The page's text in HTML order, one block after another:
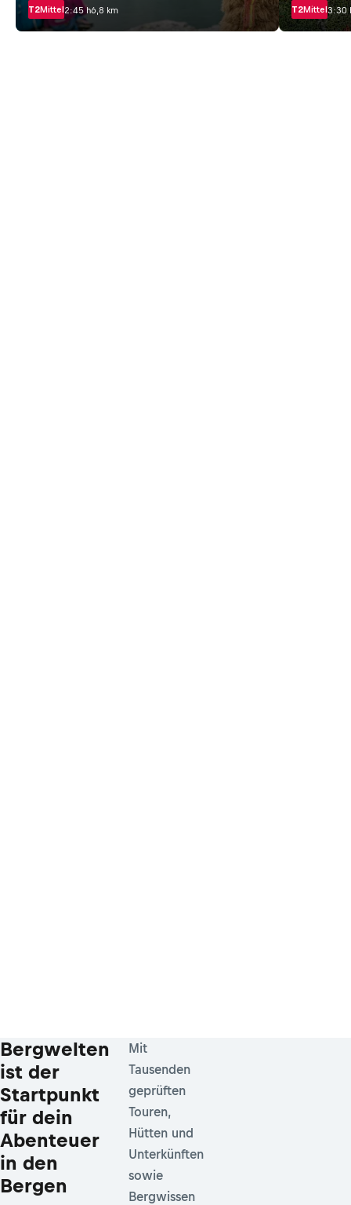
T2Mittel2:45 h6,8 km T2Mittel3:30
Bergwelten
ist der
Startpunkt
für dein
Abenteuer
in den
Bergen
Mit
Tausenden
geprüften
Touren,
Hütten und
Unterkünften
sowie
Bergwissen